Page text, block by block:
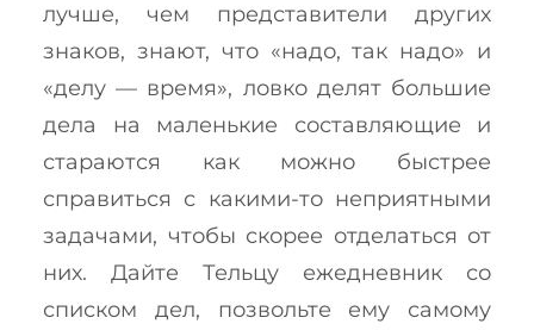
лучше, чем представители других
знаков, знают, что «надо, так надо» и
«делу — время», ловко делят большие
дела на маленькие составляющие и
стараются как можно быстрее
справиться с какими-то неприятными
задачами, чтобы скорее отделаться от
них. Дайте Тельцу ежедневник со
списком дел, позвольте ему самому